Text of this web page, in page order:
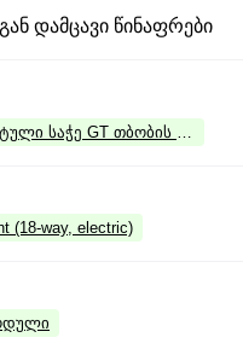
დამცავი წინაფრები
საჭე GT თბობის
(18-way, electric)